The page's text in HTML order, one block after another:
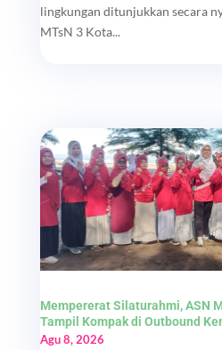
lingkungan ditunjukkan secara
MTsN 3 Kota...
Mempererat Silaturahmi, ASN
Tampil Kompak di Outbound
Agu 8, 2026